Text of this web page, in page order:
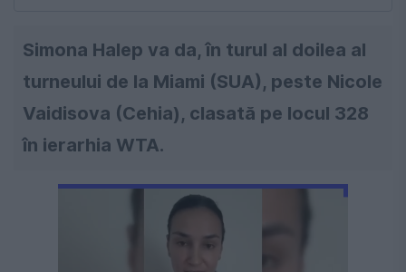
Simona Halep va da, în turul al doilea al
turneului de la Miami (SUA), peste Nicole
Vaidisova (Cehia), clasată pe locul 328
în ierarhia WTA.